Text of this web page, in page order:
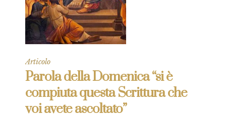
Articolo
Parola della Domenica “si è
compiuta questa Scrittura che
voi avete ascoltato”